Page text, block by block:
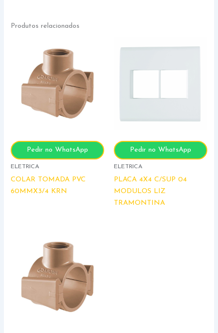
Produtos relacionados
Pedir no WhatsApp
ELETRICA
COLAR TOMADA PVC
60MMX3/4 KRN
Pedir no WhatsApp
ELETRICA
PLACA 4X4 C/SUP 04
MODULOS LIZ
TRAMONTINA